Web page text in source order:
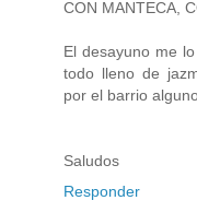
CON MANTECA,
El desayuno me
todo lleno de
por el barrio
Saludos
Responder